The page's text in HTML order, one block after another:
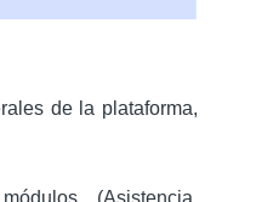
de la plataforma,
(Asistencia,